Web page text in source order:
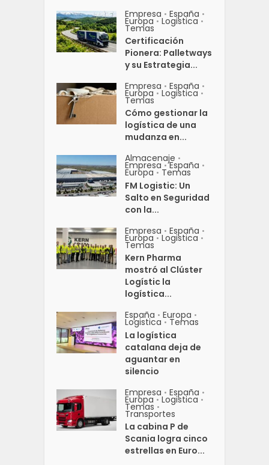
Empresa • España •
Europa • Logistica •
Temas
Certificación
Pionera: Palletways
y su Estrategia...
Empresa • España •
Europa • Logistica •
Temas
Cómo gestionar la
logística de una
mudanza en...
Almacenaje •
Empresa • España •
Europa • Temas
FM Logistic: Un
Salto en Seguridad
con la...
Empresa • España •
Europa • Logistica •
Temas
Kern Pharma
mostró al Clúster
Logístic la
logística...
España • Europa •
Logistica • Temas
La logística
catalana deja de
aguantar en
silencio
Empresa • España •
Europa • Logistica •
Temas •
Transportes
La cabina P de
Scania logra cinco
estrellas en Euro...